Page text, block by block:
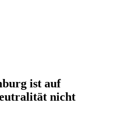
ist auf
nicht